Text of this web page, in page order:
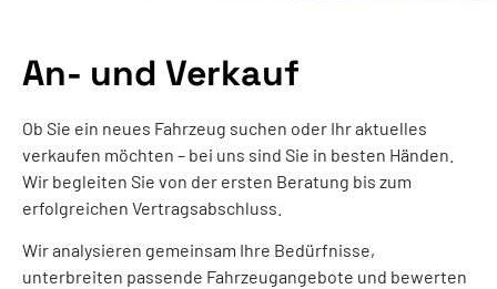
An- und Verkauf
Ob Sie ein neues Fahrzeug suchen oder Ihr aktuelles
verkaufen möchten – bei uns sind Sie in besten Händen.
Wir begleiten Sie von der ersten Beratung bis zum
erfolgreichen Vertragsabschluss.
Wir analysieren gemeinsam Ihre Bedürfnisse,
unterbreiten passende Fahrzeugangebote und bewerten